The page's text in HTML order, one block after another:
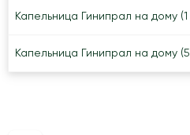
Капельница Гинипрал на дому
Капельница Гинипрал на дому